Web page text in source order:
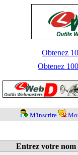
Obtenez
Obtenez
M'inscrire
Entrez votre nom